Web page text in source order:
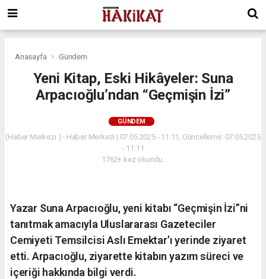
Anasayfa Gündem
Yeni Kitap, Eski Hikâyeler: Suna
Arpacıoğlu’ndan “Geçmişin İzi”
GÜNDEM
(Haber Merkezi ) - Haber Merkezi | 07.05.2025 - 11:11, Güncelleme: 07.05.2025
- 11:11
1762+ kez okundu.
Yazar Suna Arpacıoğlu, yeni kitabı “Geçmişin İzi”ni
tanıtmak amacıyla Uluslararası Gazeteciler
Cemiyeti Temsilcisi Aslı Emektar’ı yerinde ziyaret
etti. Arpacıoğlu, ziyarette kitabın yazım süreci ve
içeriği hakkında bilgi verdi.